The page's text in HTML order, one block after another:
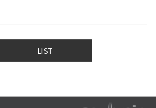
LIST